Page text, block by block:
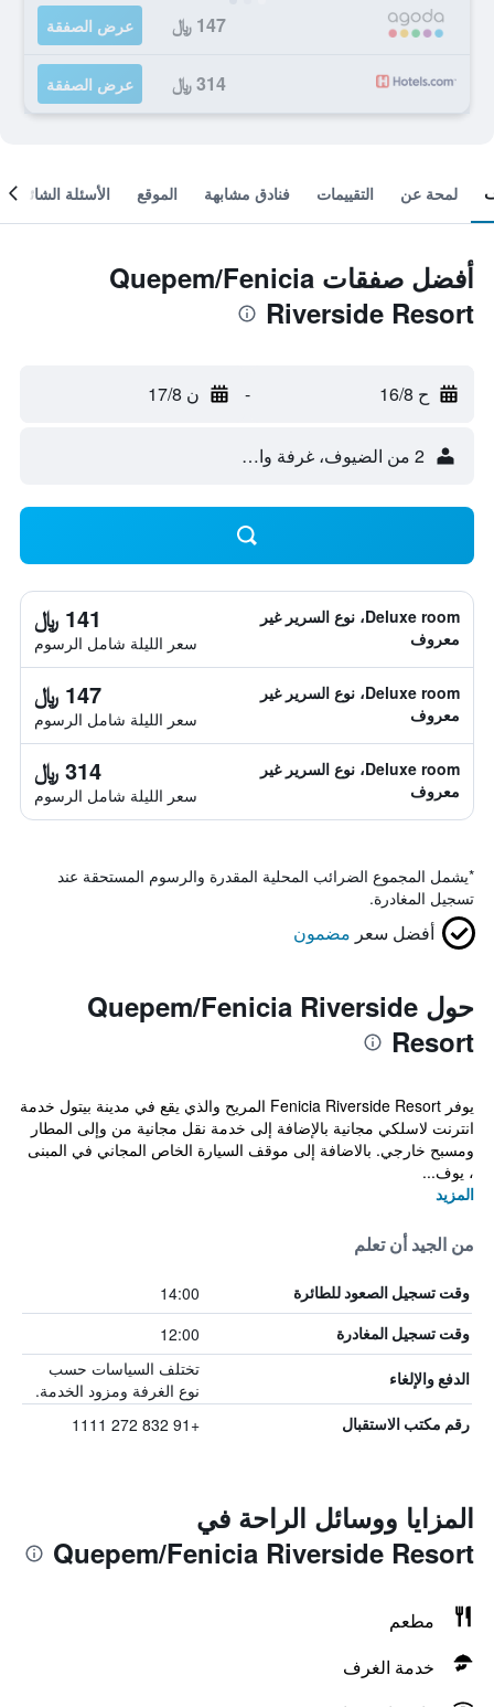
147 ﷼ عرض الصفقة
314 ﷼ عرض الصفقة
لمحة عن التقييمات فنادق مشابهة الموقع الأسئلة الشائعة
أفضل صفقات Quepem/Fenicia
Riverside Resort
ح 16/8 - ن 17/8
2 من الضيوف، غرفة واحدة
Deluxe room، نوع السرير غير
معروف
141 ﷼
سعر الليلة شامل الرسوم
Deluxe room، نوع السرير غير
معروف
147 ﷼
سعر الليلة شامل الرسوم
Deluxe room، نوع السرير غير
معروف
314 ﷼
سعر الليلة شامل الرسوم
*يشمل المجموع الضرائب المحلية المقدرة والرسوم المستحقة عند
تسجيل المغادرة.
أفضل سعر مضمون
حول Quepem/Fenicia Riverside
Resort
يوفر Fenicia Riverside Resort المريح والذي يقع في مدينة بيتول خدمة
انترنت لاسلكي مجانية بالإضافة إلى خدمة نقل مجانية من وإلى المطار
ومسبح خارجي. بالاضافة إلى موقف السيارة الخاص المجاني في المبنى
، يوف...
المزيد
من الجيد أن تعلم
وقت تسجيل الصعود للطائرة 14:00
وقت تسجيل المغادرة 12:00
الدفع والإلغاء
تختلف السياسات حسب
نوع الغرفة ومزود الخدمة.
رقم مكتب الاستقبال +91 832 272 1111
المزايا ووسائل الراحة في
Quepem/Fenicia Riverside Resort
مطعم
خدمة الغرف